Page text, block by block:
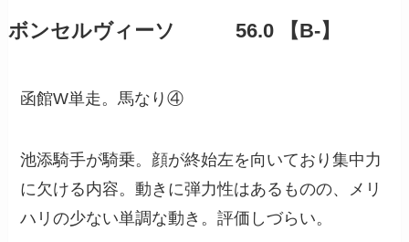
ボンセルヴィーソ 56.0 【B-】
函館W単走。馬なり④
池添騎手が騎乗。顔が終始左を向いており集中力
に欠ける内容。動きに弾力性はあるものの、メリ
ハリの少ない単調な動き。評価しづらい。